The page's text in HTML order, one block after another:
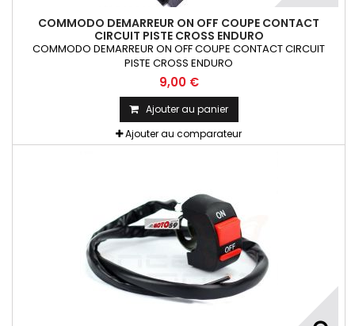
COMMODO DEMARREUR ON OFF COUPE CONTACT
CIRCUIT PISTE CROSS ENDURO
COMMODO DEMARREUR ON OFF COUPE CONTACT CIRCUIT
PISTE CROSS ENDURO
9,00 €
Ajouter au panier
Ajouter au comparateur